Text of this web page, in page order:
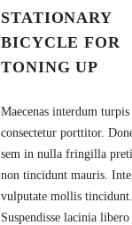
STATIONARY
BICYCLE FOR
TONING UP
Maecenas interdum
consectetur porttitor.
sem in nulla fringilla
non tincidunt mauris.
vulputate mollis tincidunt.
Suspendisse lacinia